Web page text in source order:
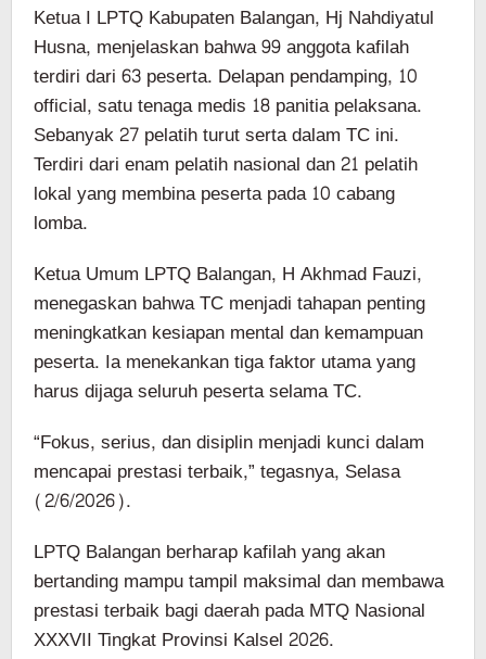
Ketua I LPTQ Kabupaten Balangan, Hj Nahdiyatul
Husna, menjelaskan bahwa 99 anggota kafilah
terdiri dari 63 peserta. Delapan pendamping, 10
official, satu tenaga medis 18 panitia pelaksana.
Sebanyak 27 pelatih turut serta dalam TC ini.
Terdiri dari enam pelatih nasional dan 21 pelatih
lokal yang membina peserta pada 10 cabang
lomba.
Ketua Umum LPTQ Balangan, H Akhmad Fauzi,
menegaskan bahwa TC menjadi tahapan penting
meningkatkan kesiapan mental dan kemampuan
peserta. Ia menekankan tiga faktor utama yang
harus dijaga seluruh peserta selama TC.
“Fokus, serius, dan disiplin menjadi kunci dalam
mencapai prestasi terbaik,” tegasnya, Selasa
(2/6/2026).
LPTQ Balangan berharap kafilah yang akan
bertanding mampu tampil maksimal dan membawa
prestasi terbaik bagi daerah pada MTQ Nasional
XXXVII Tingkat Provinsi Kalsel 2026.